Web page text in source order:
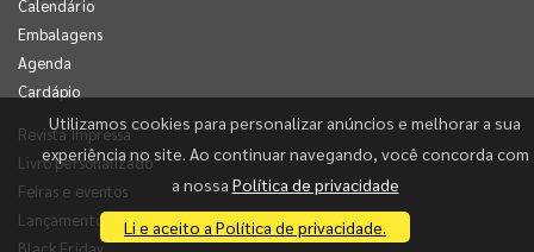
Calendário
Embalagens
Agenda
Cardápio
Revista Impressa
Livro personalizado
Feiras e eventos
Lançamentos
Black Friday
Utilizamos cookies para personalizar anúncios e melhorar a sua
experiência no site. Ao continuar navegando, você concorda com
a nossa Política de privacidade
Li e aceito a Política de privacidade.